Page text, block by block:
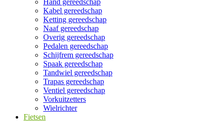
Hand gereedschap
Kabel gereedschap
Ketting gereedschap
Naaf gereedschap
Overig gereedschap
Pedalen gereedschap
Schijfrem gereedschap
Spaak gereedschap
Tandwiel gereedschap
Trapas gereedschap
Ventiel gereedschap
Vorkuitzetters
Wielrichter
Fietsen